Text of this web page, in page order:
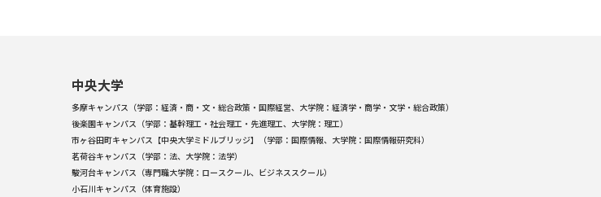
中央大学
多摩キャンパス（学部：経済・商・文・総合政策・国際経営、大学院：経済学・商学・文学・総合政策）
後楽園キャンパス（学部：基幹理工・社会理工・先進理工、大学院：理工）
市ヶ谷田町キャンパス【中央大学ミドルブリッジ】（学部：国際情報、大学院：国際情報研究科）
茗荷谷キャンパス（学部：法、大学院：法学）
駿河台キャンパス（専門職大学院：ロースクール、ビジネススクール）
小石川キャンパス（体育施設）